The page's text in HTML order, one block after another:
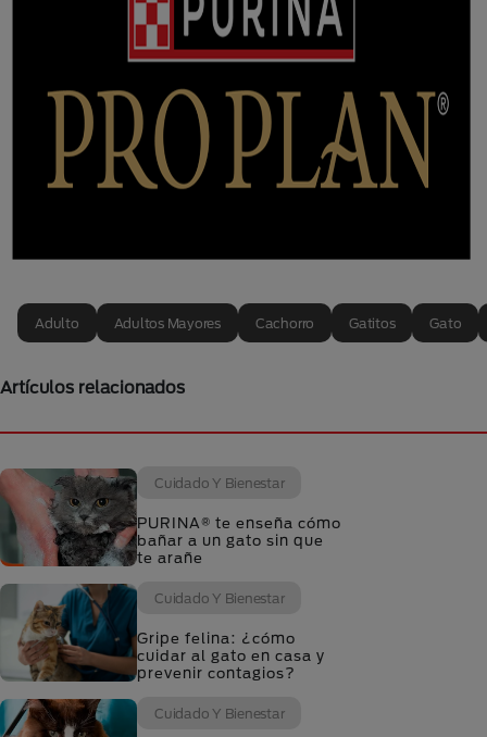
Adulto Adultos Mayores Cachorro Gatitos Gato
Artículos relacionados
Cuidado Y Bienestar
PURINA® te enseña cómo
bañar a un gato sin que
te arañe
Cuidado Y Bienestar
Gripe felina: ¿cómo
cuidar al gato en casa y
prevenir contagios?
Cuidado Y Bienestar